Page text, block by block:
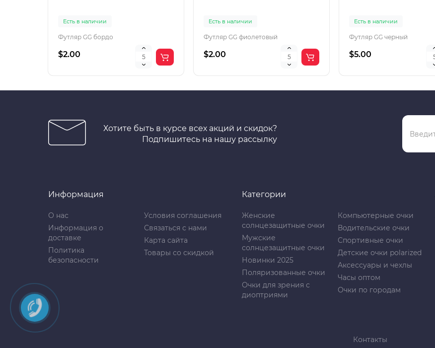
Есть в наличии
Футляр GG бордо
$2.00
Есть в наличии
Футляр GG фиолетовый
$2.00
Есть в наличии
Футляр GG черный
$5.00
Хотите быть в курсе всех акций и скидок?
Подпишитесь на нашу рассылку
Информация
О нас
Информация о
доставке
Политика
безопасности
Условия соглашения
Связаться с нами
Карта сайта
Товары со скидкой
Категории
Женские
солнцезащитные очки
Мужские
солнцезащитные очки
Новинки 2025
Поляризованные очки
Очки для зрения с
диоптриями
Компьютерные очки
Водительские очки
Спортивные очки
Детские очки polarized
Аксессуары и чехлы
Часы оптом
Очки по городам
Контакты